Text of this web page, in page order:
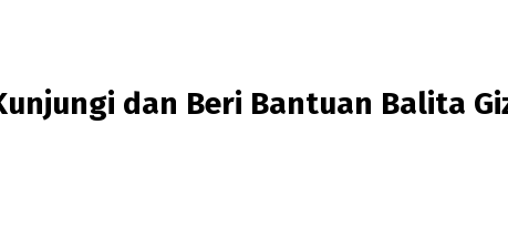
dan Beri Bantuan Balita